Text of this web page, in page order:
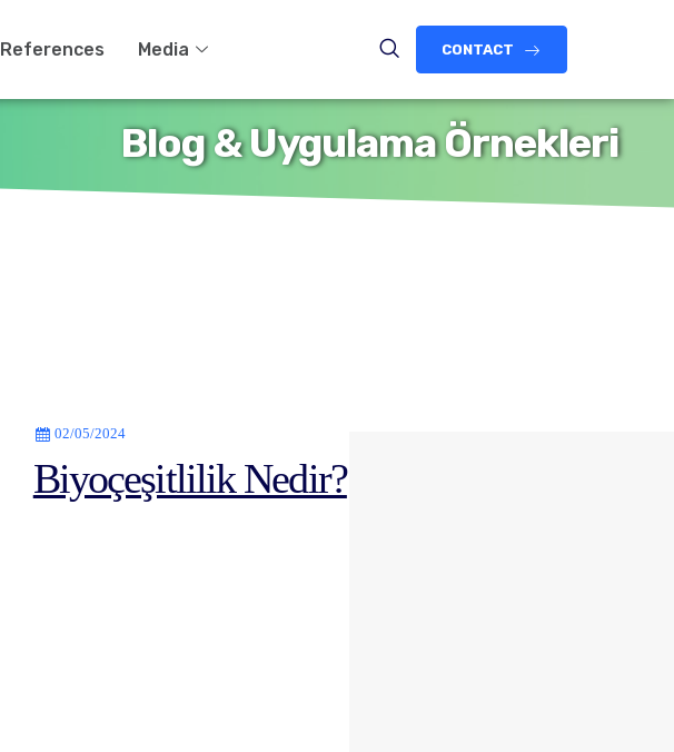
References Media CONTACT
Blog & Uygulama Örnekleri
02/05/2024
Biyoçeşitlilik Nedir?